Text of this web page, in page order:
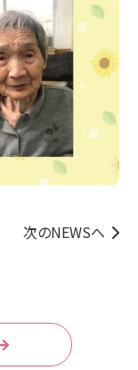
次のNEWSへ